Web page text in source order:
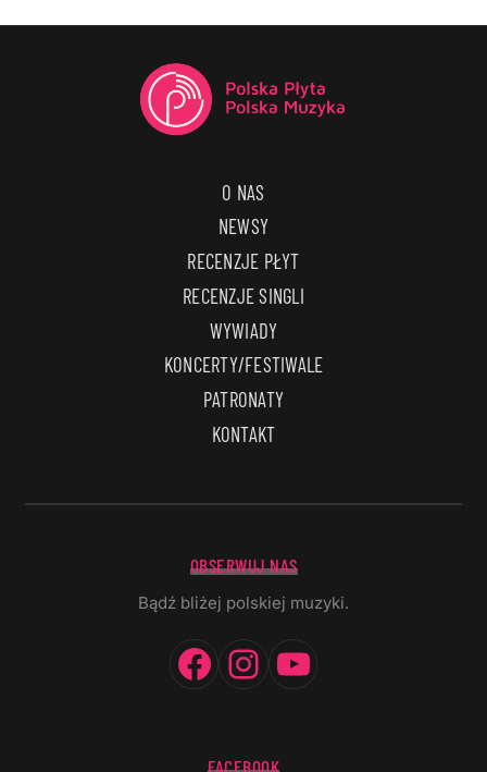
O NAS
NEWSY
RECENZJE PŁYT
RECENZJE SINGLI
WYWIADY
KONCERTY/FESTIWALE
PATRONATY
KONTAKT
OBSERWUJ NAS
Bądź bliżej polskiej muzyki.
Facebook
Instagram
FACEBOOK